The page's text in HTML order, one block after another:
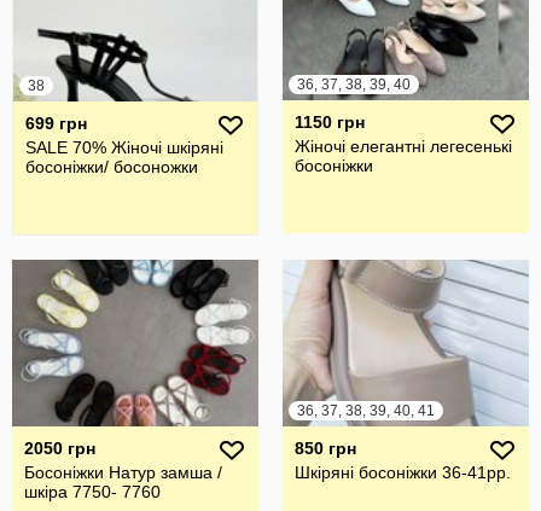
38
699 грн
SALE 70% Жіночі шкіряні
босоніжки/ босоножки
36, 37, 38, 39, 40
1150 грн
Жіночі елегантні легесенькі
босоніжки
2050 грн
Босоніжки Натур замша /
шкіра 7750- 7760
36, 37, 38, 39, 40, 41
850 грн
Шкіряні босоніжки 36-41рр.